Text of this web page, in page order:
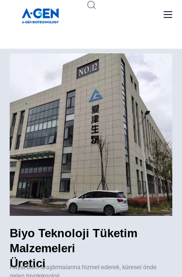
Biyo Teknoloji Tüketim
Malzemeleri
Üretici
Hayat bilim araştırmalarına hizmet ederek, küresel önde
About Us
Haberler
Bizimle iletişime geçin